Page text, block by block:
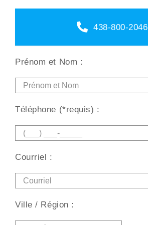
438-800-2046
Prénom et Nom :
Téléphone (*requis) :
Courriel :
Ville / Région :